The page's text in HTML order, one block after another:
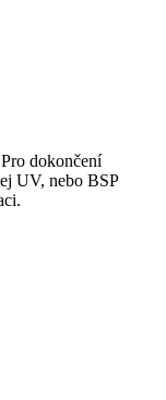
dokončení
UV, nebo BSP